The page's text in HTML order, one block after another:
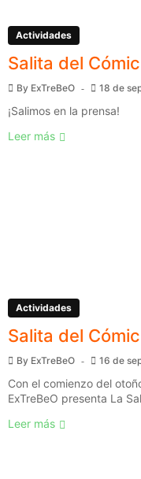
Actividades
Salita del
By ExTreBeO 18 de
¡Salimos en la prensa!
Leer más
Actividades
Salita del
By ExTreBeO 16 de
Con el comienzo del
ExTreBeO presenta La
Leer más